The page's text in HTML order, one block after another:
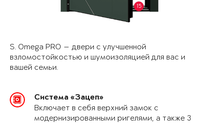
15
S. Omega PRO — двери с улучшенной
взломостойкостью и шумоизоляцией для вас и
вашей семьи.
Система «Зацеп»
Включает в себя верхний замок с
модернизированными ригелями, а также 3